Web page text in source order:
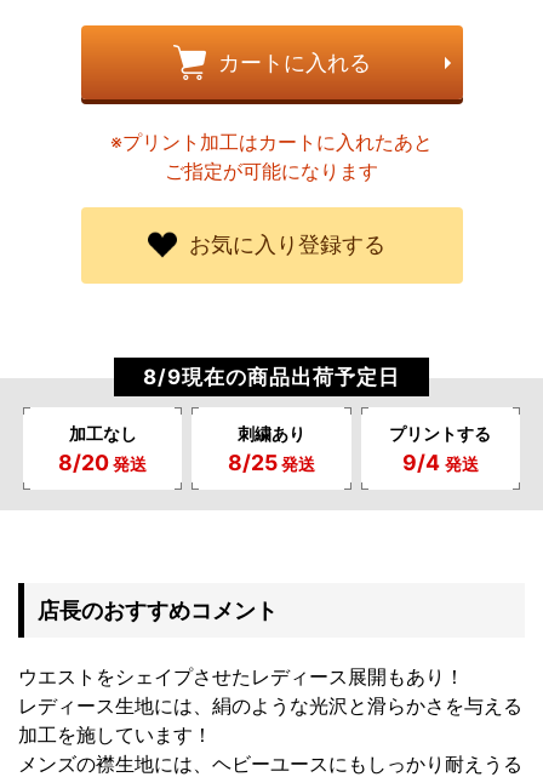
カートに入れる
※プリント加工はカートに入れたあと
ご指定が可能になります
お気に入り登録する
8/9現在の商品出荷予定日
加工なし
8/20 発送
刺繍あり
8/25 発送
プリントする
9/4 発送
店長のおすすめコメント
ウエストをシェイプさせたレディース展開もあり！
レディース生地には、絹のような光沢と滑らかさを与える
加工を施しています！
メンズの襟生地には、ヘビーユースにもしっかり耐えうる